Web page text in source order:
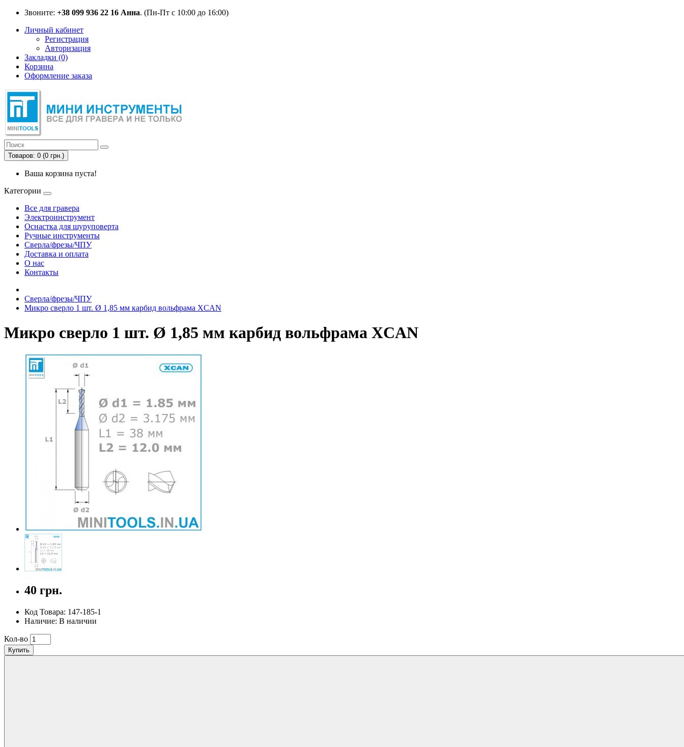
Звоните: +38 099 936 22 16 Анна. (Пн-Пт с 10:00 до 16:00)
Личный кабинет
Регистрация
Авторизация
Закладки (0)
Корзина
Оформление заказа
Товаров: 0 (0 грн.)
Ваша корзина пуста!
Категории
Все для гравера
Электроинструмент
Оснастка для шуруповерта
Ручные инструменты
Сверла/фрезы/ЧПУ
Доставка и оплата
О нас
Контакты
Сверла/фрезы/ЧПУ
Микро сверло 1 шт. Ø 1,85 мм карбид вольфрама XCAN
Микро сверло 1 шт. Ø 1,85 мм карбид вольфрама XCAN
40 грн.
Код Товара: 147-185-1
Наличие: В наличии
Кол-во
Купить